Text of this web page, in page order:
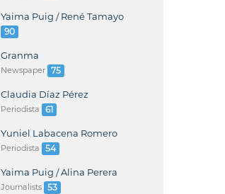
Yaima Puig / René Tamayo
90
Granma
Newspaper 75
Claudia Díaz Pérez
Periodista 61
Yuniel Labacena Romero
Periodista 54
Yaima Puig / Alina Perera
Journalists 53